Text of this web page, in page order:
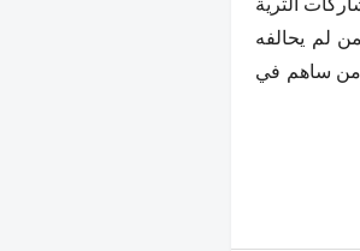
لم يحالفه
من ساهم في